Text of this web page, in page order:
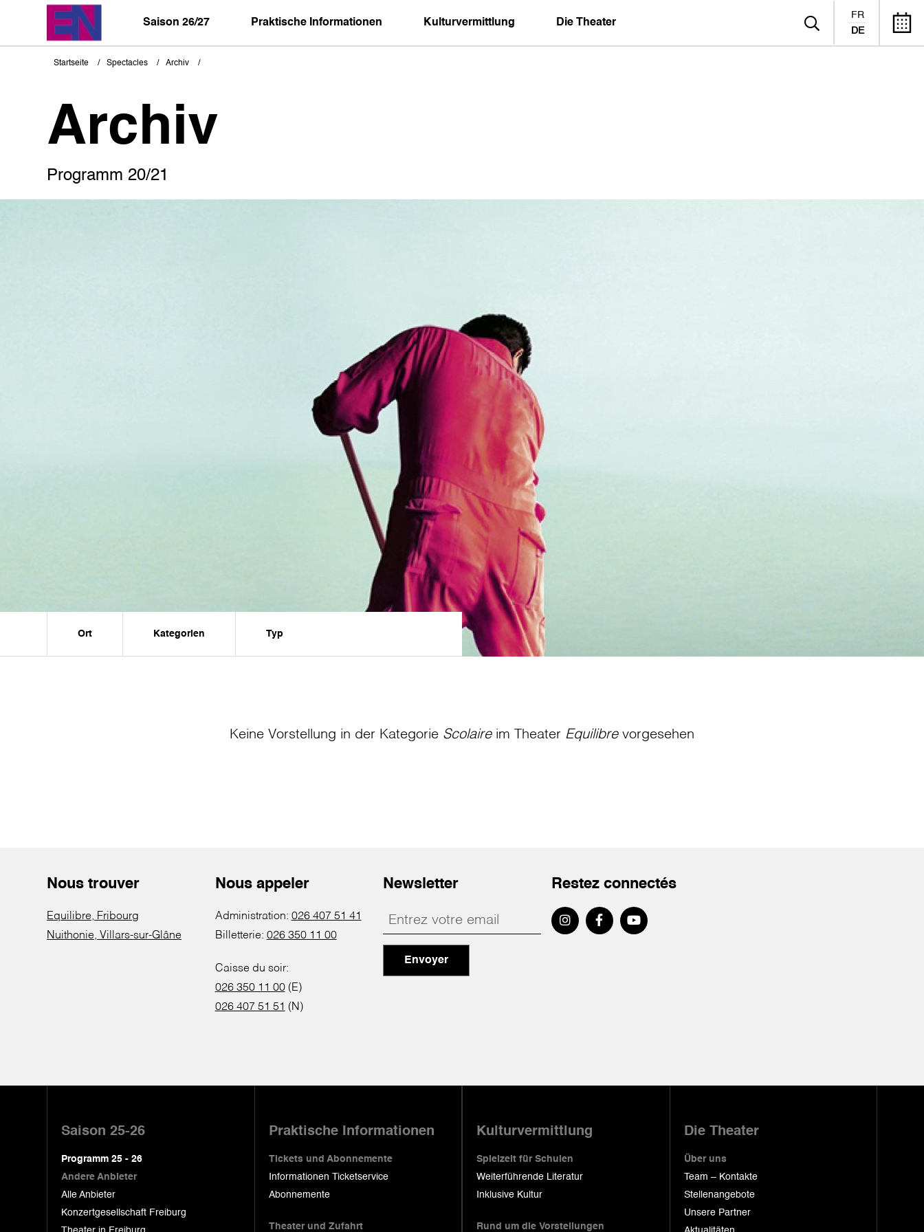
Saison 26/27 Praktische Informationen Kulturvermittlung Die Theater
FR
DE
Pfadnavigation
Startseite Spectacles Archiv
Archiv
Programm 20/21
Ort Kategorien Typ
Keine Vorstellung in der Kategorie Scolaireim Theater Equilibrevorgesehen
Nous trouver
Equilibre, Fribourg
Nuithonie, Villars-sur-Glâne
Nous appeler
Administration: 026 407 51 41
Billetterie: 026 350 11 00
Caisse du soir:
026 350 11 00(E)
026 407 51 51 (N)
Newsletter
Envoyer
Restez connectés
Saison 25-26
Programm 25 - 26
Andere Anbieter
Alle Anbieter
Konzertgesellschaft Freiburg
Praktische Informationen
Tickets und Abonnemente
Informationen Ticketservice
Abonnemente
Theater und Zufahrt
Kulturvermittlung
Spielzeit für Schulen
Weiterführende Literatur
Inklusive Kultur
Rund um die Vorstellungen
Die Theater
Über uns
Team – Kontakte
Stellenangebote
Unsere Partner